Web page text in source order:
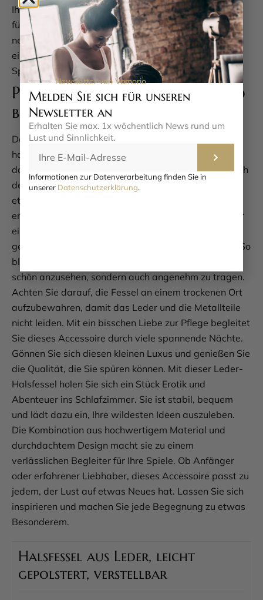
Ihrer Kreativität keine Grenzen gesetzt. Ob Sie sich
führen lassen oder selbst die Zügel in die Hand
nehmen, diese Fessel lädt zu aufregenden Momenten
ein. Probieren Sie es aus und entdecken Sie, wie viel
Spaß es machen kann, neue Grenzen zu erkunden.
Pflegeleicht und langlebig – so
bleibt Ihre Halsfessel wie neu
Damit Sie lange Freude an Ihrer Leder-Halsfessel
haben, ist die richtige Pflege essenziell. Keine Panik,
das ist einfacher, als Sie denken! Wischen Sie sie nach
dem Gebrauch einfach mit einem feuchten Tuch und
etwas milder Seife ab, um Schweiß oder Staub zu
entfernen. Für eine Extraportion Pflege empfehlen wir
ein spezielles Lederpflegemittel, das das Material
geschmeidig hält und vor dem Austrocknen schützt. So
bleibt das pflanzlich gegerbte Spaltleder nicht nur
schön anzusehen, sondern auch angenehm zu tragen.
Achten Sie darauf, die Fessel an einem trockenen Ort
aufzubewahren, damit das Leder und die Metallteile
nicht leiden. Mit ein bisschen Liebe zur Pflege begleitet
Sie dieses Accessoire durch viele spannende Nächte.
Gönnen Sie sich diesen kleinen Luxus und genießen Sie
die Qualität, die Sie spüren können. Mit dieser Leder-
Halsfessel holen Sie sich ein Stück Erotik und
Abenteuer ins Schlafzimmer. Sie ist stabil, bequem
und lädt dazu ein, Ihre wildesten Ideen auszuleben.
Die Kombination aus hochwertigem Material und
durchdachtem Design macht sie zu einem
verlässlichen Begleiter für Ihre Spiele. Ob Anfänger
oder erfahrener Liebhaber, dieses Accessoire passt zu
jedem, der Lust auf etwas Neues hat. Lassen Sie sich
inspirieren und machen Sie jede Begegnung zu etwas
Besonderem.
Halsfessel aus Leder, leicht
gepolstert, verstellbar
Newsletter von Vamorio
Melden Sie sich für unseren
Newsletter an
Erhalten Sie max. 1x wöchentlich News rund um
Lust und Sinnlichkeit.
Informationen zur Datenverarbeitung finden Sie in
unserer Datenschutzerklärung.